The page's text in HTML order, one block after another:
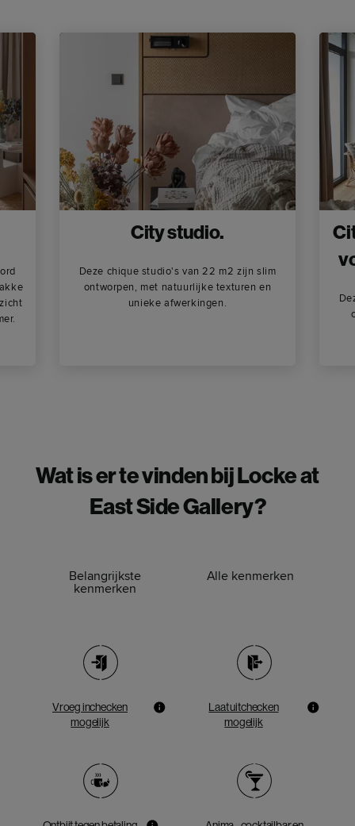
City studio.
Deze chique studio's van 22 m2 zijn slim
ontworpen, met natuurlijke texturen en
unieke afwerkingen.
Wat is er te vinden bij Locke at
East Side Gallery?
Belangrijkste
kenmerken
Alle kenmerken
Vroeg inchecken
mogelijk
Laat uitchecken
mogelijk